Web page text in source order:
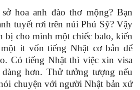
hoa anh đào thơ mộng? Bạn
tuyết rơi trên núi Phú Sỹ? Vậy
bị cho mình một chiếc balo, kiến
ít vốn tiếng Nhật cơ bản để
Có tiếng Nhật thì việc xin visa
hơn. Thử tưởng tượng nếu
chuyện với người Nhật bản xứ